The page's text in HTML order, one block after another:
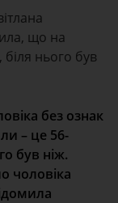
що на
біля нього був
без ознак
– це 56-
був ніж.
чоловіка